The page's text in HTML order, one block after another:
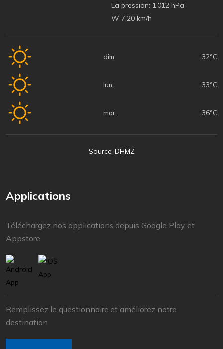
La pression: 1 012 hPa
W 7,20 km/h
dim. 32°C
lun. 33°C
mar. 36°C
Source: DHMZ
Applications
Téléchargez nos applications depuis Google Play et
Appstore
Remplissez le questionnaire et améliorez notre
destination